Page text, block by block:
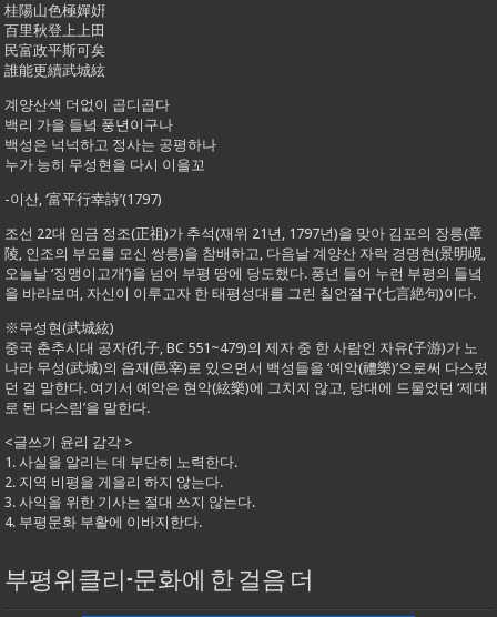
桂陽山色極嬋姸
百里秋登上上田
民富政平斯可矣
誰能更續武城絃
계양산색 더없이 곱디곱다
백리 가을 들녘 풍년이구나
백성은 넉넉하고 정사는 공평하나
누가 능히 무성현을 다시 이을꼬
-이산, ‘富平行幸詩’(1797)
조선 22대 임금 정조(正祖)가 추석(재위 21년, 1797년)을 맞아 김포의 장릉(章
陵, 인조의 부모를 모신 쌍릉)을 참배하고, 다음날 계양산 자락 경명현(景明峴,
오늘날 ‘징맹이고개’)을 넘어 부평 땅에 당도했다. 풍년 들어 누런 부평의 들녘
을 바라보며, 자신이 이루고자 한 태평성대를 그린 칠언절구(七言絶句)이다.
※무성현(武城絃)
중국 춘추시대 공자(孔子, BC 551~479)의 제자 중 한 사람인 자유(子游)가 노
나라 무성(武城)의 읍재(邑宰)로 있으면서 백성들을 ‘예악(禮樂)’으로써 다스렸
던 걸 말한다. 여기서 예악은 현악(絃樂)에 그치지 않고, 당대에 드물었던 ‘제대
로 된 다스림’을 말한다.
<글쓰기 윤리 감각 >
1. 사실을 알리는 데 부단히 노력한다.
2. 지역 비평을 게을리 하지 않는다.
3. 사익을 위한 기사는 절대 쓰지 않는다.
4. 부평문화 부활에 이바지한다.
부평위클리-문화에 한 걸음 더